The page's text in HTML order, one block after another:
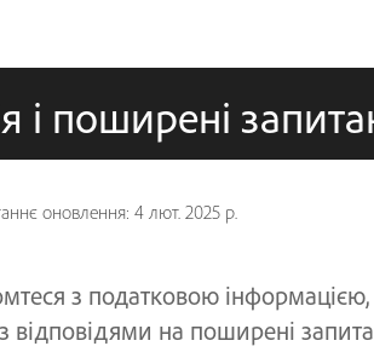
і поширені
оновлення: 4 лют. 2025 р.
з податковою
відповідями на поширені